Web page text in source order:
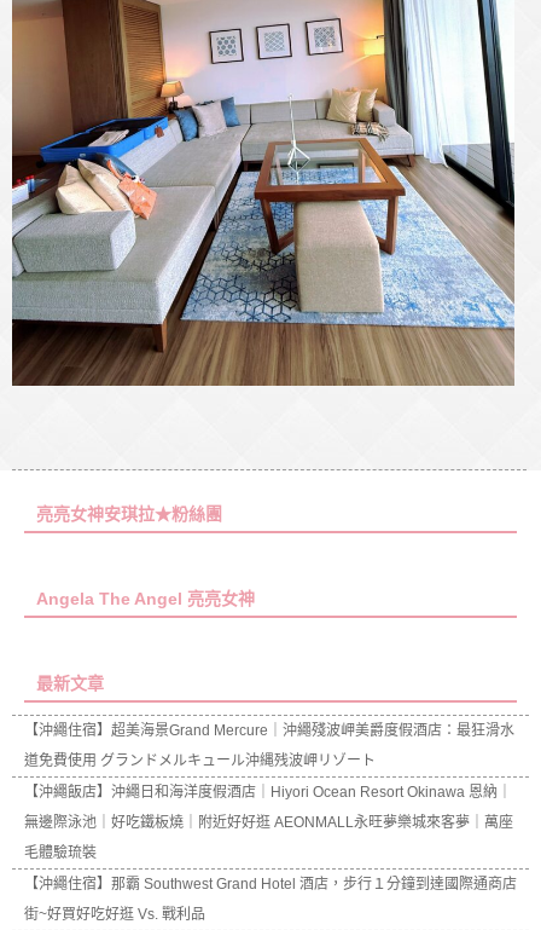
亮亮女神安琪拉★粉絲團
Angela The Angel 亮亮女神
最新文章
【沖繩住宿】超美海景Grand Mercure｜沖繩殘波岬美爵度假酒店：最狂滑水
道免費使用 グランドメルキュール沖縄残波岬リゾート
【沖繩飯店】沖繩日和海洋度假酒店｜Hiyori Ocean Resort Okinawa 恩納｜
無邊際泳池｜好吃鐵板燒｜附近好好逛 AEONMALL永旺夢樂城來客夢｜萬座
毛體驗琉裝
【沖繩住宿】那霸 Southwest Grand Hotel 酒店，步行１分鐘到達國際通商店
街~好買好吃好逛 Vs. 戰利品